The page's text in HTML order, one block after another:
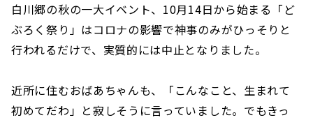
白川郷の秋の一大イベント、10月14日から始まる「ど
ぶろく祭り」はコロナの影響で神事のみがひっそりと
行われるだけで、実質的には中止となりました。
近所に住むおばあちゃんも、「こんなこと、生まれて
初めてだわ」と寂しそうに言っていました。でもきっ